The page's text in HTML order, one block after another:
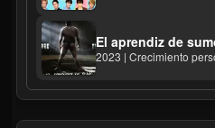
El aprendiz de
2023 | Crecimiento